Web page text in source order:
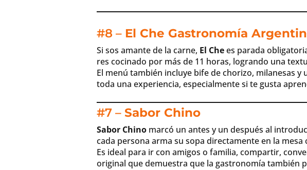
#8 – El Che Gastronomía
Si sos amante de la carne, El Chees parada
res cocinado por más de 11 horas, logrando una
El menú también incluye bife de chorizo, milanesas
toda una experiencia, especialmente si te gusta
#7 –Sabor Chino
Sabor Chino marcó un antes y un después al
cada persona arma su sopa directamente en la
Es ideal para ir con amigos o familia, compartir,
original que demuestra que la gastronomía también